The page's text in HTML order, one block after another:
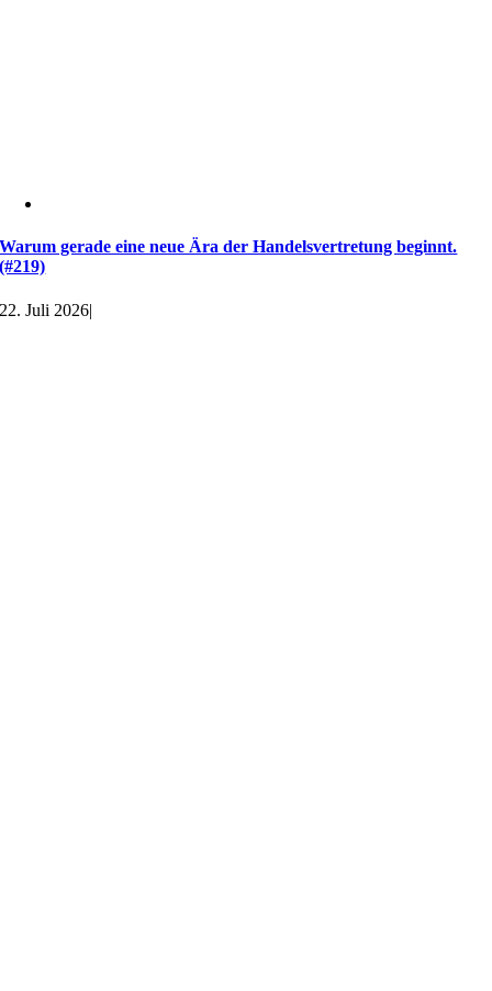
Warum gerade eine neue Ära der Handelsvertretung beginnt.
(#219)
22. Juli 2026|